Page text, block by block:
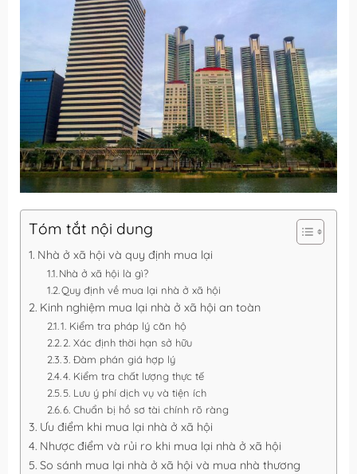
Tóm tắt nội dung
Nhà ở xã hội và quy định mua lại
Nhà ở xã hội là gì?
Quy định về mua lại nhà ở xã hội
Kinh nghiệm mua lại nhà ở xã hội an toàn
1. Kiểm tra pháp lý căn hộ
2. Xác định thời hạn sở hữu
3. Đàm phán giá hợp lý
4. Kiểm tra chất lượng thực tế
5. Lưu ý phí dịch vụ và tiện ích
6. Chuẩn bị hồ sơ tài chính rõ ràng
Ưu điểm khi mua lại nhà ở xã hội
Nhược điểm và rủi ro khi mua lại nhà ở xã hội
So sánh mua lại nhà ở xã hội và mua nhà thương